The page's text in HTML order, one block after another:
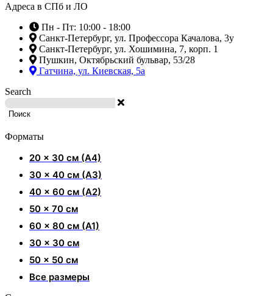
Адреса в СПб и ЛО
Пн - Пт: 10:00 - 18:00
Санкт-Петербург, ул. Профессора Качалова, 3у
Санкт-Петербург, ул. Хошимина, 7, корп. 1
Пушкин, Октябрьский бульвар, 53/28
Гатчина, ул. Киевская, 5а
Search
Поиск
Форматы
20 x 30 см (А4)
30 x 40 см (А3)
40 x 60 см (А2)
50 x 70 см
60 x 80 см (А1)
30 x 30 см
50 x 50 см
Все размеры